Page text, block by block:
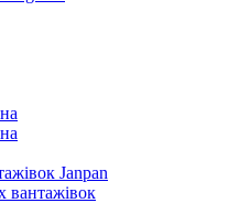
Janpan
вантажівок